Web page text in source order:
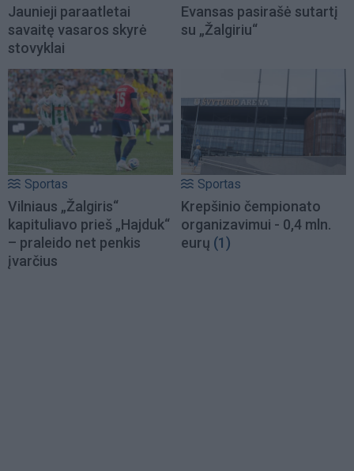
Jaunieji paraatletai
savaitę vasaros skyrė
stovyklai
Evansas pasirašė sutartį
su „Žalgiriu“
Sportas
Vilniaus „Žalgiris“
kapituliavo prieš „Hajduk“
– praleido net penkis
įvarčius
Sportas
Krepšinio čempionato
organizavimui - 0,4 mln.
eurų (1)